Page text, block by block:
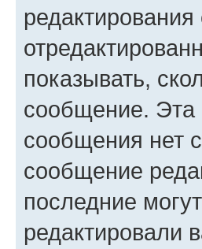
показывать,
сообщение. Эта
сообщения нет
сообщение
последние
редактировали